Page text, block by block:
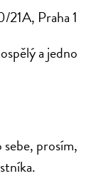
Praha 1
a jedno
prosím,